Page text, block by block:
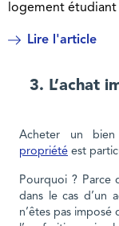
logement étudiant
Lire l'article
3. L’achat
Acheter un
propriété est
Pourquoi ? Parce
dans le cas d’un
n’êtes pas imposé